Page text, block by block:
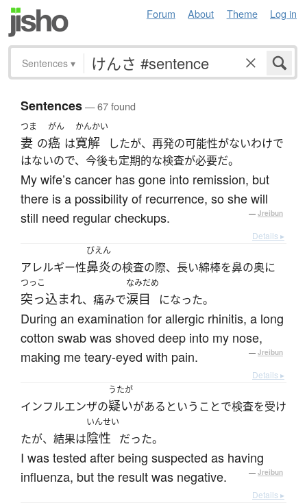
Forum About Theme Log in
Sentences ▾
Sentences— 67 found
つま
妻 の
がん
癌 は
かんかい
寛解
したが、再発の可能性がないわけで
はないので、今後も定期的な検査が必要だ。
My wife’s cancer has gone into remission, but
there is a possibility of recurrence, so she will
still need regular checkups.
— Jreibun
Details ▸
アレルギー性
びえん
鼻炎の検査の際、長い綿棒を鼻の奥に
つっこ
突っ込まれ、痛みで
なみだめ
涙目 になった。
During an examination for allergic rhinitis, a long
cotton swab was shoved deep into my nose,
making me teary-eyed with pain.
— Jreibun
Details ▸
インフルエンザの
うたが
疑いがあるということで検査を受け
たが、結果は
いんせい
陰性 だった。
I was tested after being suspected as having
influenza, but the result was negative.
— Jreibun
Details ▸